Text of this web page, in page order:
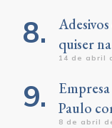
quiser
14 de abril
Paulo
8 de abril